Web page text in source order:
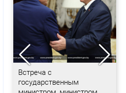
Встреча с
государственным